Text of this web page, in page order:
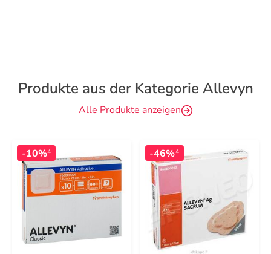
Produkte aus der Kategorie Allevyn
Alle Produkte anzeigen
-10%4 -46%4